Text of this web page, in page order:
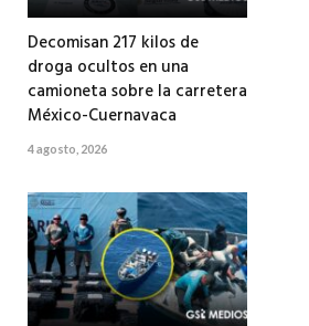
Decomisan 217 kilos de
droga ocultos en una
camioneta sobre la carretera
México-Cuernavaca
4 agosto, 2026